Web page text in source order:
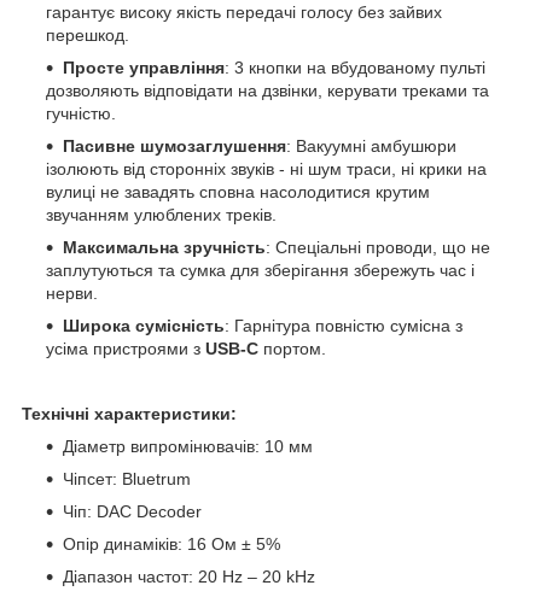
гарантує високу якість передачі голосу без зайвих
перешкод.
Просте управління: 3 кнопки на вбудованому пульті
дозволяють відповідати на дзвінки, керувати треками та
гучністю.
Пасивне шумозаглушення: Вакуумні амбушюри
ізолюють від сторонніх звуків - ні шум траси, ні крики на
вулиці не завадять сповна насолодитися крутим
звучанням улюблених треків.
Максимальна зручність: Спеціальні проводи, що не
заплутуються та сумка для зберігання збережуть час і
нерви.
Широка сумісність: Гарнітура повністю сумісна з
усіма пристроями з USB-C портом.
Технічні характеристики:
Діаметр випромінювачів: 10 мм
Чіпсет: Bluetrum
Чіп: DAC Decoder
Опір динаміків: 16 Ом ± 5%
Діапазон частот: 20 Hz – 20 kHz